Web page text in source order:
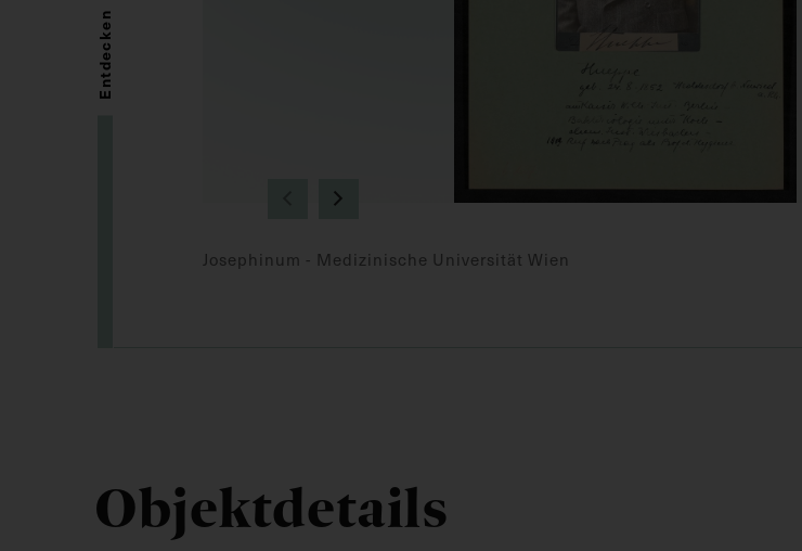
Josephinum - Medizinische Universität Wien
Entdecken
Objektdetails